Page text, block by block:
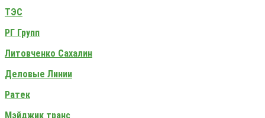
ТЭС
РГ Групп
Литовченко Сахалин
Деловые Линии
Ратек
Мэйджик транс